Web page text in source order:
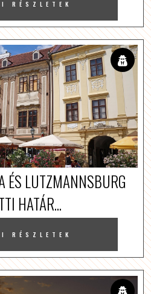
RÉSZLETEK
ÉS LUTZMANNSBURG
HATÁR...
RÉSZLETEK